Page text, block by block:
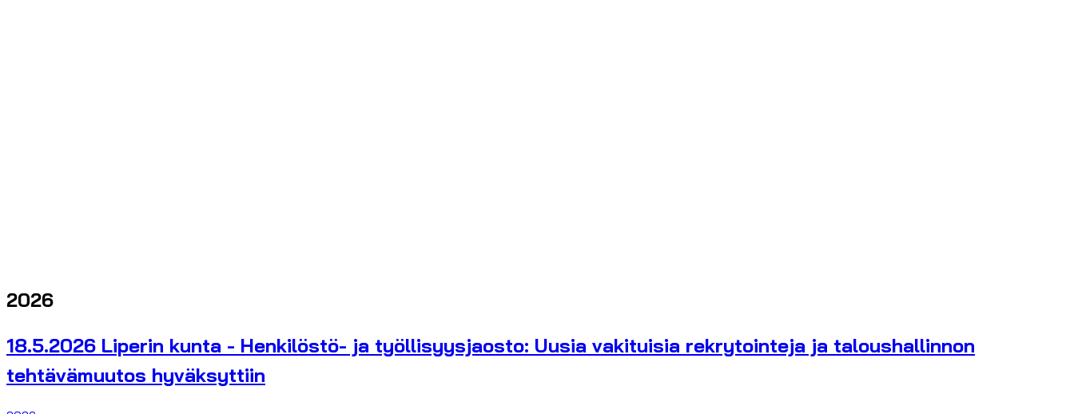
2026
18.5.2026 Liperin kunta - Henkilöstö- ja työllisyysjaosto: Uusia vakituisia rekrytointeja ja taloushallinnon
tehtävämuutos hyväksyttiin